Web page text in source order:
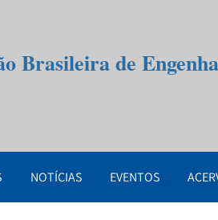
Brasileira de
NOTÍCIAS EVENTOS